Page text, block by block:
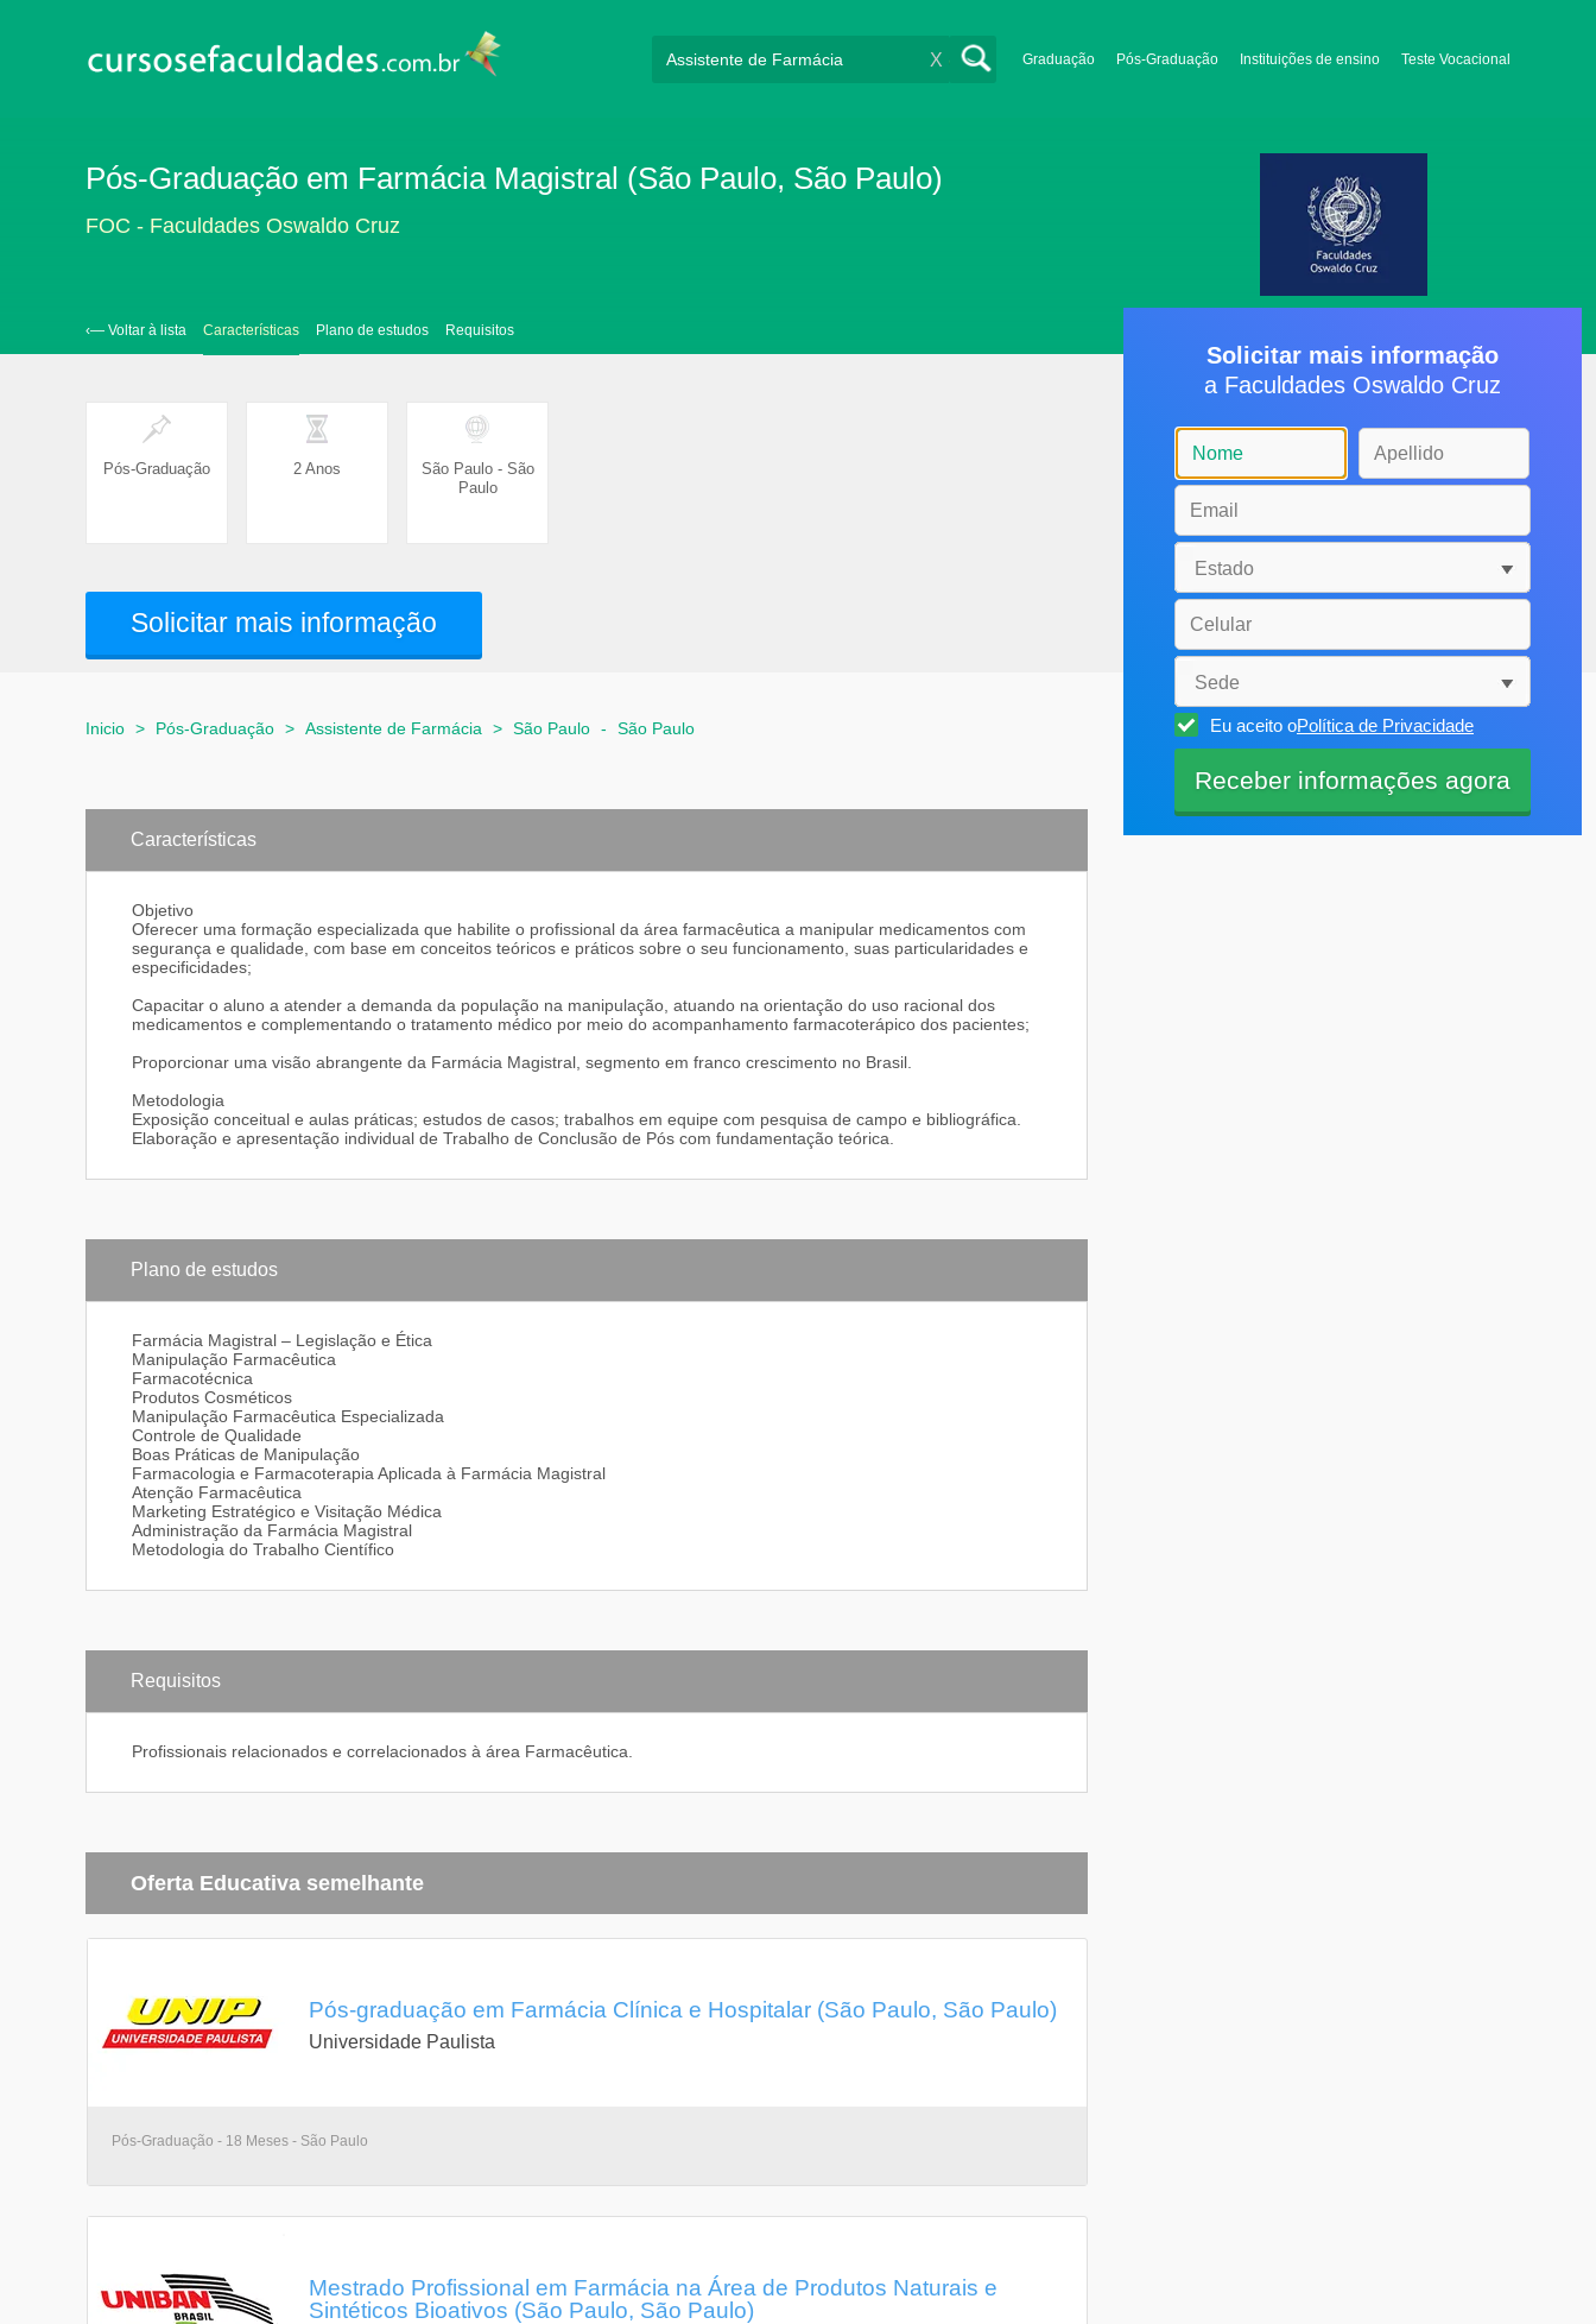
Graduação Pós-Graduação Instituições de ensino Teste Vocacional
X
Pós-Graduação em Farmácia Magistral (São Paulo, São Paulo)
FOC - Faculdades Oswaldo Cruz
‹— Voltar à lista Características Plano de estudos Requisitos
Pós-Graduação 2 Anos
São Paulo - São
Paulo
Solicitar mais informação
Inicio > Pós-Graduação > Assistente de Farmácia > São Paulo - São Paulo
Características
Objetivo
Oferecer uma formação especializada que habilite o profissional da área farmacêutica a manipular medicamentos com
segurança e qualidade, com base em conceitos teóricos e práticos sobre o seu funcionamento, suas particularidades e
especificidades;
Capacitar o aluno a atender a demanda da população na manipulação, atuando na orientação do uso racional dos
medicamentos e complementando o tratamento médico por meio do acompanhamento farmacoterápico dos pacientes;
Proporcionar uma visão abrangente da Farmácia Magistral, segmento em franco crescimento no Brasil.
Metodologia
Exposição conceitual e aulas práticas; estudos de casos; trabalhos em equipe com pesquisa de campo e bibliográfica.
Elaboração e apresentação individual de Trabalho de Conclusão de Pós com fundamentação teórica.
Plano de estudos
Farmácia Magistral – Legislação e Ética
Manipulação Farmacêutica
Farmacotécnica
Produtos Cosméticos
Manipulação Farmacêutica Especializada
Controle de Qualidade
Boas Práticas de Manipulação
Farmacologia e Farmacoterapia Aplicada à Farmácia Magistral
Atenção Farmacêutica
Marketing Estratégico e Visitação Médica
Administração da Farmácia Magistral
Metodologia do Trabalho Científico
Requisitos
Profissionais relacionados e correlacionados à área Farmacêutica.
Oferta Educativa semelhante
Pós-graduação em Farmácia Clínica e Hospitalar (São Paulo, São Paulo)
Universidade Paulista
Pós-Graduação - 18 Meses - São Paulo
Mestrado Profissional em Farmácia na Área de Produtos Naturais e
Sintéticos Bioativos (São Paulo, São Paulo)
Solicitar mais informação
a Faculdades Oswaldo Cruz
Eu aceito oPolítica de Privacidade